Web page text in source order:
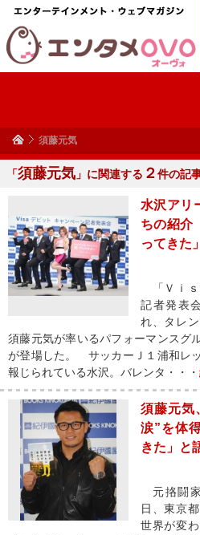
須藤元気
「須藤元気 」に関連する ２件の記
水沢アリ
ちの紹介
ってきた」
「Ｖｉ
記者発表
れ、タレ
須藤元気が率いるパフォーマンス
が登場した。 サッカーＪ１浦和レ
報じられている水沢。バレンタ・・・
須藤元気
涙”を体
きた」と
元挌闘
日、東京
世界が変